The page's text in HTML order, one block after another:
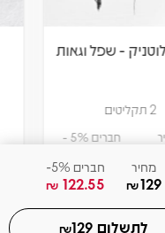
מחיר
129
₪
חברים 5%-
122.55
₪
לתשלום 129
₪
רביד פלוטניק - ועכשיו
2 תקליטים
חברים 5% -
הוספה לסל